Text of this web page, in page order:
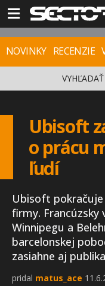
NOVINKY RECENZIE
VYHĽADAŤ
Ubisoft
o prácu
ľudí
Ubisoft pokračuje
firmy. Francúzsky
Winnipegu a
barcelonskej
zasiahne aj
pridal matus_ace